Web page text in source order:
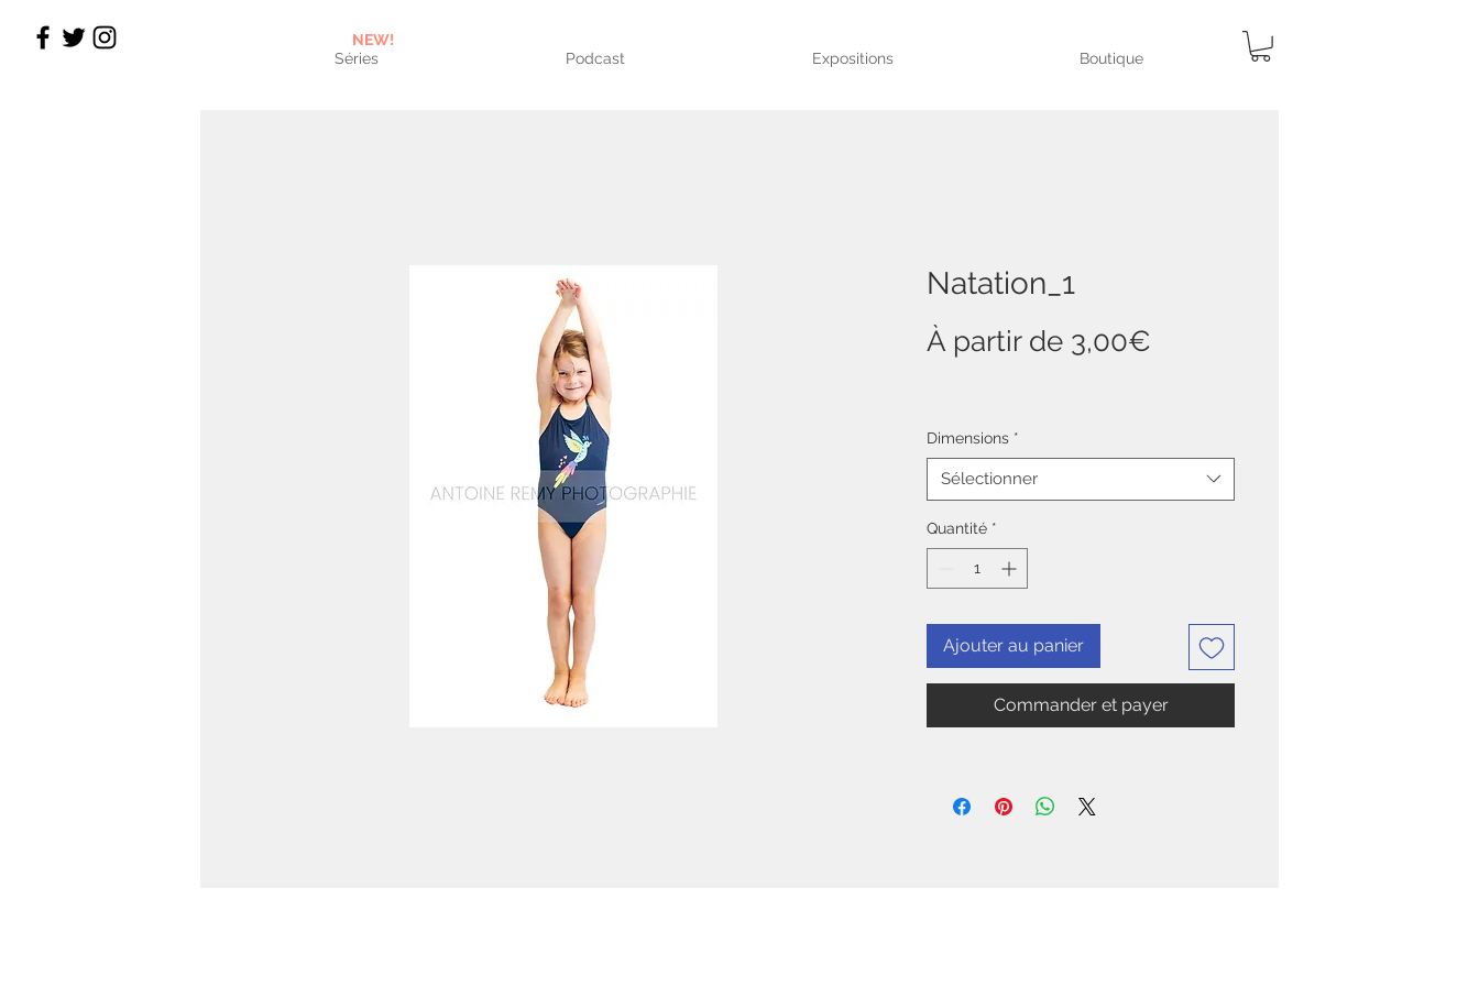
Séries Podcast Expositions Boutique
NEW!
Natation_1
À partir de 3,00€
Dimensions *
Sélectionner
Quantité *
Ajouter au panier
Commander et payer